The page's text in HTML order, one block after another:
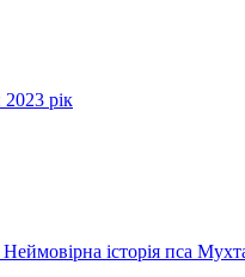
рік
історія пса